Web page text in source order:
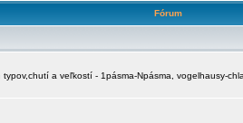
Fórum
typov,chutí a veľkostí - 1pásma-Npásma, vogelhausy-